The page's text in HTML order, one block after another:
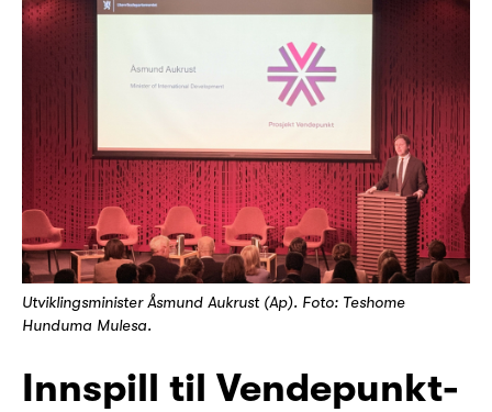
Utviklingsminister Åsmund Aukrust (Ap). Foto: Teshome
Hunduma Mulesa.
Innspill til Vendepunkt-